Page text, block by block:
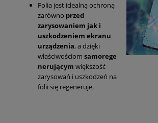
Folia jest idealną ochroną
zarówno przed
zarysowaniem jak i
uszkodzeniem ekranu
urządzenia, a dzięki
właściwościom samorege
nerującym większość
zarysowań i uszkodzeń na
folii się regeneruje.